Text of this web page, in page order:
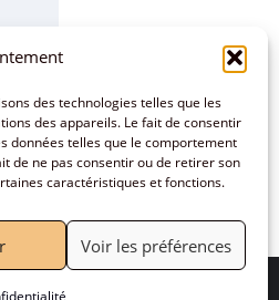
des technologies telles que les
des appareils. Le fait de consentir
données telles que le comportement
de ne pas consentir ou de retirer son
caractéristiques et fonctions.
Voir les préférences